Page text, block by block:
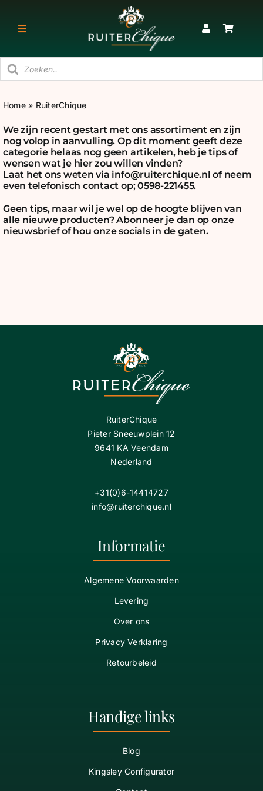
naar
Toggle
RUITER
PAARD
STAL
SNEAKERS & KORTE LAARZEN
CADEAU
Home» RuiterChique
We zijn recent gestart met ons assortiment en zijn
nog volop in aanvulling. Op dit moment geeft deze
categorie helaas nog geen artikelen, heb je tips of
wensen wat je hier zou willen vinden?
Laat het ons weten via info@ruiterchique.nl of neem
even telefonisch contact op; 0598-221455.
Geen tips, maar wil je wel op de hoogte blijven van
alle nieuwe producten? Abonneer je dan op onze
nieuwsbrief of hou onze socials in de gaten.
RuiterChique
Pieter Sneeuwplein 12
9641 KA Veendam
Nederland
+31(0)6-14414727
info@ruiterchique.nl
Informatie
Algemene Voorwaarden
Levering
Over ons
Privacy Verklaring
Retourbeleid
Handige links
Blog
Kingsley Configurator